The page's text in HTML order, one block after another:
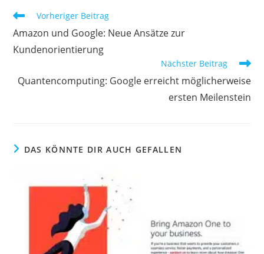
Vorheriger Beitrag
Amazon und Google: Neue Ansätze zur
Kundenorientierung
Nächster Beitrag
Quantencomputing: Google erreicht möglicherweise
ersten Meilenstein
DAS KÖNNTE DIR AUCH GEFALLEN